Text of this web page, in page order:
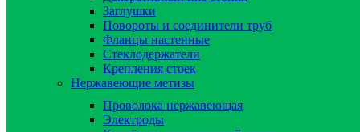
Заглушки
Повороты и соединители труб
Фланцы настенные
Стеклодержатели
Крепления стоек
Нержавеющие метизы
Проволока нержавеющая
Электроды